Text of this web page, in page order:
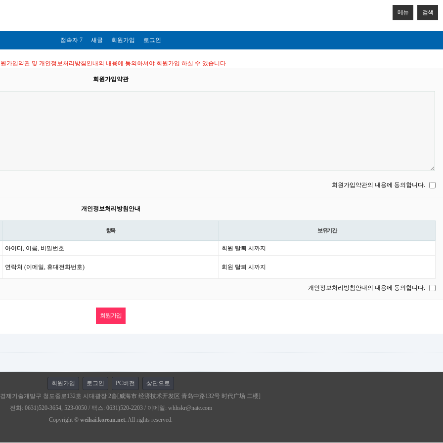
메뉴 검색
접속자 7 새글 회원가입 로그인
가입약관 및 개인정보처리방침안내의 내용에 동의하셔야 회원가입 하실 수 있습니다.
회원가입약관
회원가입약관의 내용에 동의합니다.
개인정보처리방침안내
항목 보유기간
아이디, 이름, 비밀번호 회원 탈퇴 시까지
연락처 (이메일, 휴대전화번호) 회원 탈퇴 시까지
개인정보처리방침안내의 내용에 동의합니다.
회원가입 로그인 PC버전
상단으로
제기술개발구 청도중로132호 시대광장 2층[威海市 经济技术开发区 青岛中路132号 时代广场 二楼]
전화: 0631)520-3654, 523-0050 / 팩스: 0631)520-2203 / 이메일: whhskr@nate.com
Copyright © weihai.korean.net.All rights reserved.